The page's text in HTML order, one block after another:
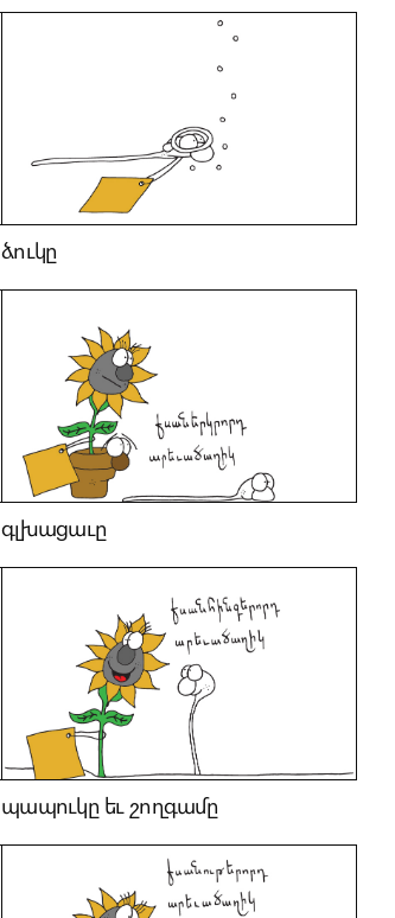
ձուկը
գլխացաւը
պապուկը եւ շողգամը